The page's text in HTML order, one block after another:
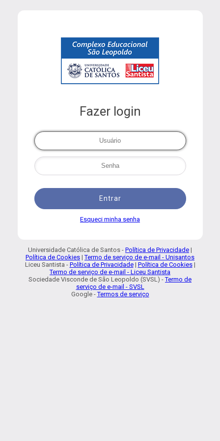
Fazer login
Entrar
Esqueci minha senha
Universidade Católica de Santos - Política de Privacidade |
Política de Cookies |Termo de serviço de e-mail - Unisantos
Liceu Santista - Política de Privacidade| Política de Cookies|
Termo de serviço de e-mail - Liceu Santista
Sociedade Visconde de São Leopoldo (SVSL) -Termo de
serviço de e-mail - SVSL
Google -Termos de serviço